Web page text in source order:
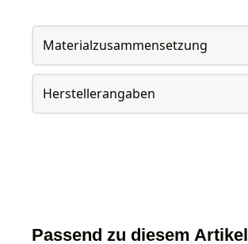
Materialzusammensetzung
Herstellerangaben
Passend zu diesem Artikel